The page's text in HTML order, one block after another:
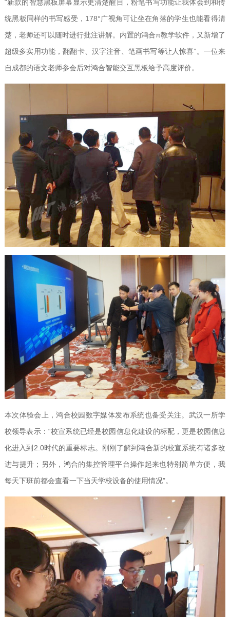
“新款的智慧黑板屏幕显示更清楚醒目，粉笔书写功能让我体会到和传
统黑板同样的书写感受，178°广视角可让坐在角落的学生也能看得清
楚，老师还可以随时进行批注讲解。内置的鸿合π教学软件，又新增了
超级多实用功能，翻翻卡、汉字注音、笔画书写等让人惊喜”。一位来
自成都的语文老师参会后对鸿合智能交互黑板给予高度评价。
本次体验会上，鸿合校园数字媒体发布系统也备受关注。武汉一所学
校领导表示：“校宣系统已经是校园信息化建设的标配，更是校园信息
化进入到2.0时代的重要标志。刚刚了解到鸿合新的校宣系统有诸多改
进与提升；另外，鸿合的集控管理平台操作起来也特别简单方便，我
每天下班前都会查看一下当天学校设备的使用情况”。